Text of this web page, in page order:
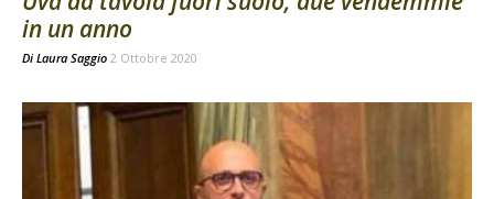
in un anno
Di Laura Saggio 2 Ottobre 2020